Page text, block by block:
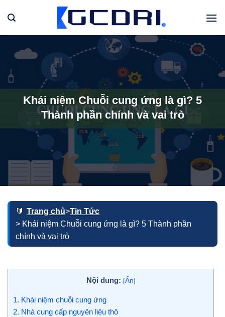
qua
Khái niệm Chuỗi cung ứng là gì? 5
Thành phần chính và vai trò
Trang chủ>Tin Tức
> Khái niệm Chuỗi cung ứng là gì? 5 Thành phần
chính và vai trò
Nội dung: [Ẩn]
1. Khái niệm chuỗi cung ứng
2. Nhà cung cấp nguyên liệu thô